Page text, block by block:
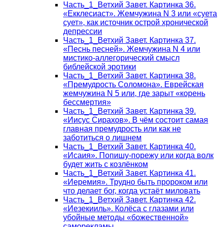
Часть_1_Ветхий Завет. Картинка 36.
«Екклесиаст». Жемчужина N 3 или «суета
сует», как источник острой хронической
депрессии
Часть_1_Ветхий Завет. Картинка 37.
«Песнь песней». Жемчужина N 4 или
мистико-аллегорический смысл
библейской эротики
Часть_1_Ветхий Завет. Картинка 38.
«Премудрость Соломона». Еврейская
жемчужина N 5 или, где зарыт «корень
бессмертия»
Часть_1_Ветхий Завет. Картинка 39.
«Иисус Сирахов». В чём состоит самая
главная премудрость или как не
заботиться о лишнем
Часть_1_Ветхий Завет. Картинка 40.
«Исаия». Попишу-порежу или когда волк
будет жить с козлёнком
Часть_1_Ветхий Завет. Картинка 41.
«Иеремия». Трудно быть пророком или
что делает бог, когда устаёт миловать
Часть_1_Ветхий Завет. Картинка 42.
«Иезекииль». Колёса с глазами или
убойные методы «божественной»